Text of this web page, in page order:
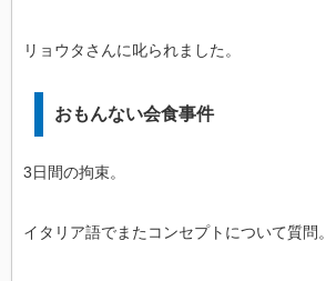
リョウタさんに叱られました。
おもんない会食事件
3日間の拘束。
イタリア語でまたコンセプトについて質問。